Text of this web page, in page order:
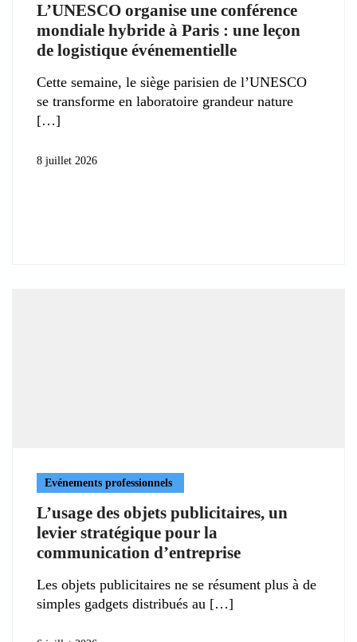
L’UNESCO organise une conférence
mondiale hybride à Paris : une leçon
de logistique événementielle
Cette semaine, le siège parisien de l’UNESCO
se transforme en laboratoire grandeur nature
8 juillet 2026
Evénements professionnels
L’usage des objets publicitaires, un
levier stratégique pour la
communication d’entreprise
Les objets publicitaires ne se résument plus à de
simples gadgets distribués au